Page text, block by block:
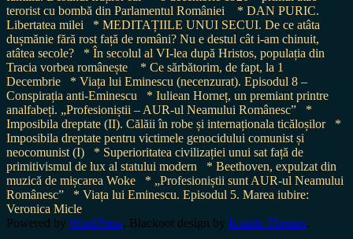
terorist cu bombă din Parlamentul României
* DAN PURIC.
Libertatea milei
* MEDITAȚIILE UNUI SECUI. De ce atâta
dușmănie fără rost față de români? Nu e destul cât i-am chinuit,
atâtea secole?
* În secolul al VI-lea după Hristos, populația din
Tracia vorbea românește
* Ce sărbătorim, de fapt, la 1
Decembrie
* Viața lui Eminescu (necenzurat). Episodul 8 –
Conspirația anti-Eminescu
* Iuliean Horneț, un premiant printre
analfabeți. „Profesioniștii – AUR-ul Neamului Românesc”
*
Imposibila dreptate (II). Călăii în robe și internaționala ticăloșilor
*
Imposibila dreptate pentru victimele genocidului comunist și
neocomunist (I)
* Superioritatea civilizației unui sat față de
primitivismul de lux al statului modern
* Beethoven, expulzat din
muzică de mișcarea Woke
* „Profesioniștii sunt AUR-ul Neamului
Românesc”
* Viața lui Eminescu. Episodul 5. Marea iubire:
Veronica Micle
Powered by WordPress. Blackoot design by Iceable Themes.